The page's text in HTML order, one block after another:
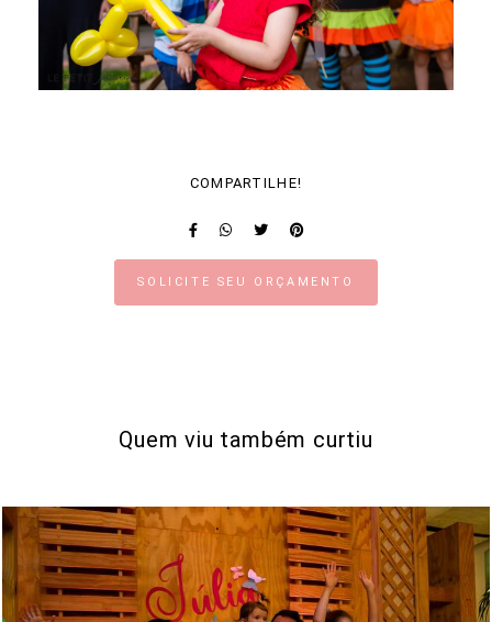
COMPARTILHE!
SOLICITE SEU ORÇAMENTO
Quem viu também curtiu